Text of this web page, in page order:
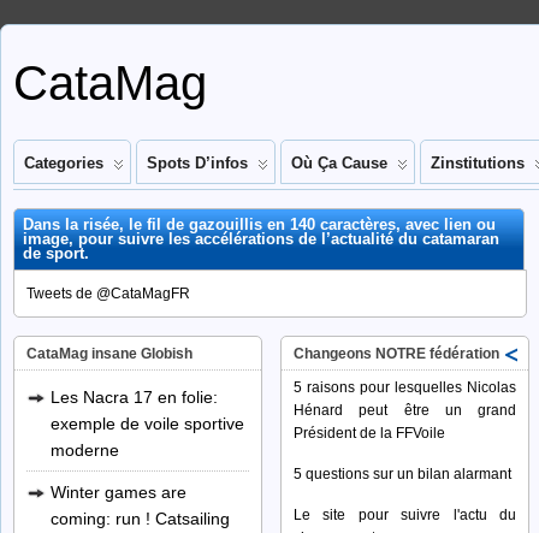
CataMag
Categories Spots D’infos Où Ça Cause Zinstitutions
Dans la risée, le fil de gazouillis en 140 caractères, avec lien ou
image, pour suivre les accélérations de l’actualité du catamaran
de sport.
Tweets de @CataMagFR
CataMag insane Globish
Les Nacra 17 en folie:
exemple de voile sportive
moderne
Winter games are
coming: run ! Catsailing
Changeons NOTRE fédération
5 raisons pour lesquelles Nicolas
Hénard peut être un grand
Président de la FFVoile
5 questions sur un bilan alarmant
Le site pour suivre l'actu du